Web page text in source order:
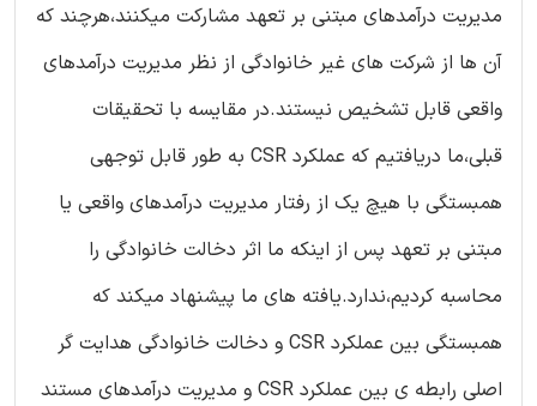
مدیریت درآمدهای مبتنی بر تعهد مشارکت میکنند،هرچند که
آن ها از شرکت های غیر خانوادگی از نظر مدیریت درآمدهای
واقعی قابل تشخیص نیستند.در مقایسه با تحقیقات
قبلی،ما دریافتیم که عملکرد CSR به طور قابل توجهی
همبستگی با هیچ یک از رفتار مدیریت درآمدهای واقعی یا
مبتنی بر تعهد پس از اینکه ما اثر دخالت خانوادگی را
محاسبه کردیم،ندارد.یافته های ما پیشنهاد میکند که
همبستگی بین عملکرد CSR و دخالت خانوادگی هدایت گر
اصلی رابطه ی بین عملکرد CSR و مدیریت درآمدهای مستند